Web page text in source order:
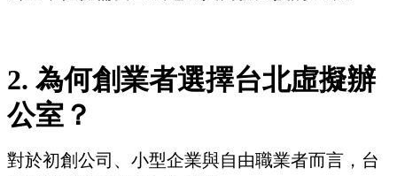
2. 為何創業者選擇台北虛擬辦
公室？
對於初創公司、小型企業與自由職業者而言，台